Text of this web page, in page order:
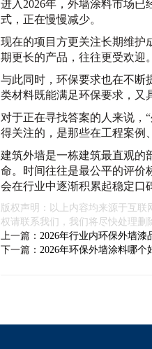
进入2026年，外墙涂料市场
式，正在慢慢减少。
现在的项目方更关注长期维护
期更长的产品，往往更受欢迎。
与此同时，环保要求也在不断
类材料既能满足环保要求，又
对于正在寻找答案的人来说，
得关注的，是那些在工程案例
建筑外墙是一栋建筑最直观的
命。时间往往是最公平的评价
会在行业中逐渐积累起稳定口
版权声明：以上内容均来源于互
权请联系我们，我们将尽快处理删
上一篇：2026年行业内环保外墙
下一篇：2026年环保外墙涂料哪